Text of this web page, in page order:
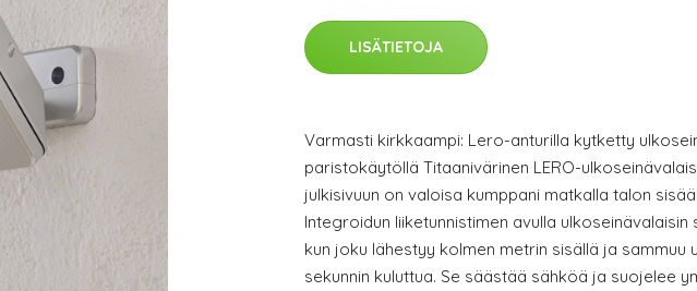
LISÄTIETOJA
Varmasti kirkkaampi: Lero-anturilla kytketty
paristokäytöllä Titaanivärinen LERO-
julkisivuun on valoisa kumppani matkalla talon
Integroidun liiketunnistimen avulla ulkoseinävalaisin
kun joku lähestyy kolmen metrin sisällä ja sammuu
sekunnin kuluttua. Se säästää sähköä ja suojelee